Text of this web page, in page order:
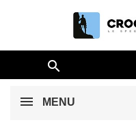

MENU